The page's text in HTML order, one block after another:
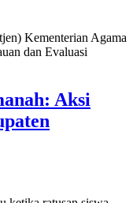
Kementerian Agama
dan Evaluasi
Aksi